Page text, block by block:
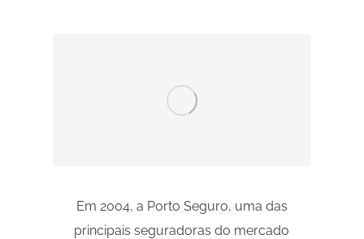
Em 2004, a Porto Seguro, uma das
principais seguradoras do mercado